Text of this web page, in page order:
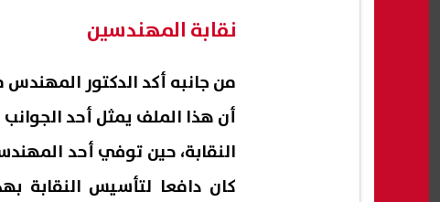
نقابة المهندسين
من جانبه أكد الدكتور
أن هذا الملف يمثل أحد الجوانب
النقابة، حين توفي أحد
كان دافعا لتأسيس النقابة
مصر تحتل المركز الثاني.. ملامح خارطة
جديدة للقوى العسكرية بالشرق
محمد
قفزة في
09 أغسطس, 2026 02:38 م